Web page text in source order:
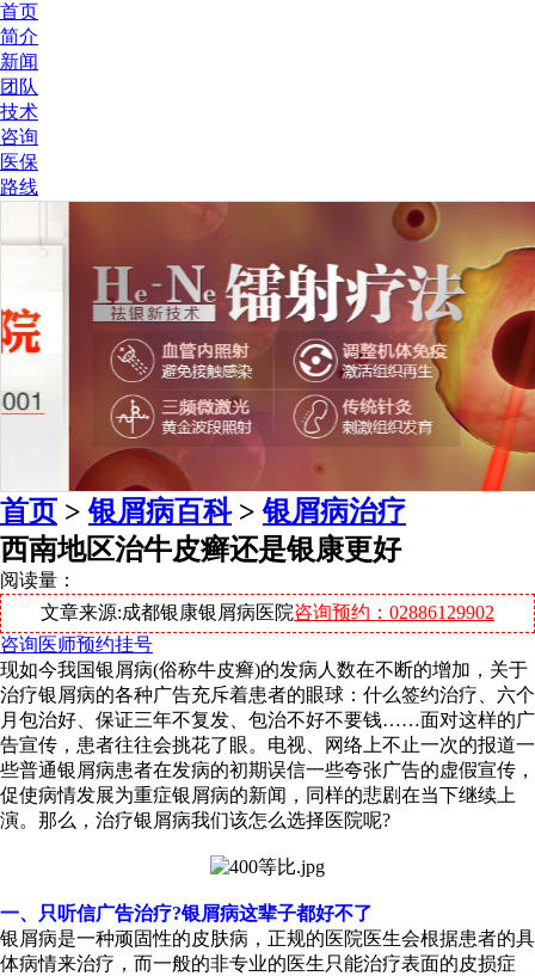
首页
简介
新闻
团队
技术
咨询
医保
路线
首页 >银屑病百科>银屑病治疗
西南地区治牛皮癣还是银康更好
阅读量：
文章来源:成都银康银屑病医院咨询预约：02886129902
咨询医师预约挂号
现如今我国银屑病(俗称牛皮癣)的发病人数在不断的增加，关于
治疗银屑病的各种广告充斥着患者的眼球：什么签约治疗、六个
月包治好、保证三年不复发、包治不好不要钱……面对这样的广
告宣传，患者往往会挑花了眼。电视、网络上不止一次的报道一
些普通银屑病患者在发病的初期误信一些夸张广告的虚假宣传，
促使病情发展为重症银屑病的新闻，同样的悲剧在当下继续上
演。那么，治疗银屑病我们该怎么选择医院呢?
一、只听信广告治疗?银屑病这辈子都好不了
银屑病是一种顽固性的皮肤病，正规的医院医生会根据患者的具
体病情来治疗，而一般的非专业的医生只能治疗表面的皮损症